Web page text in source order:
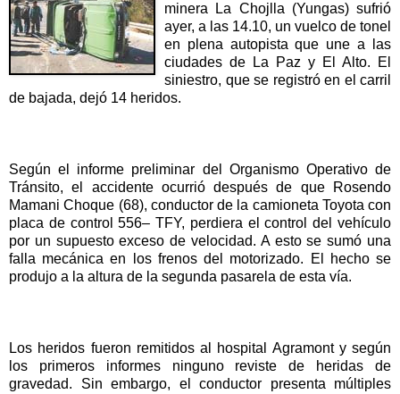
minera La Chojlla (Yungas) sufrió
ayer, a las 14.10, un vuelco de tonel
en plena autopista que une a las
ciudades de La Paz y El Alto. El
siniestro, que se registró en el carril
de bajada, dejó 14 heridos.
Según el informe preliminar del Organismo Operativo de
Tránsito, el accidente ocurrió después de que Rosendo
Mamani Choque (68), conductor de la camioneta Toyota con
placa de control 556– TFY, perdiera el control del vehículo
por un supuesto exceso de velocidad. A esto se sumó una
falla mecánica en los frenos del motorizado. El hecho se
produjo a la altura de la segunda pasarela de esta vía.
Los heridos fueron remitidos al hospital Agramont y según
los primeros informes ninguno reviste de heridas de
gravedad. Sin embargo, el conductor presenta múltiples